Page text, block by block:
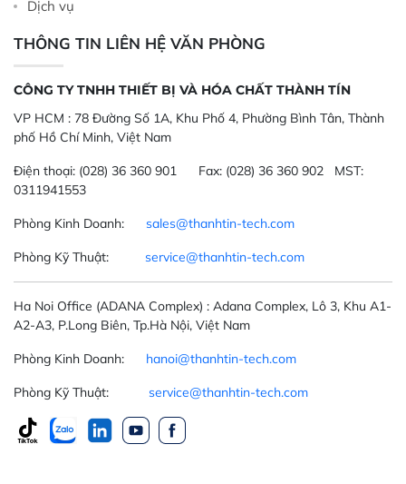
Dịch vụ
THÔNG TIN LIÊN HỆ VĂN PHÒNG
CÔNG TY TNHH THIẾT BỊ VÀ HÓA CHẤT THÀNH TÍN
VP HCM : 78 Đường Số 1A, Khu Phố 4, Phường Bình Tân, Thành
phố Hồ Chí Minh, Việt Nam
Điện thoại: (028) 36 360 901 Fax: (028) 36 360 902 MST:
0311941553
Phòng Kinh Doanh: sales@thanhtin-tech.com
Phòng Kỹ Thuật: service@thanhtin-tech.com
Ha Noi Office (ADANA Complex) : Adana Complex, Lô 3, Khu A1-
A2-A3, P.Long Biên, Tp.Hà Nội, Việt Nam
Phòng Kinh Doanh: hanoi@thanhtin-tech.com
Phòng Kỹ Thuật: service@thanhtin-tech.com